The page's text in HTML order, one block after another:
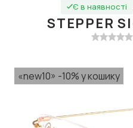
Є в наявності
STEPPER
«new10» -10% у кошику